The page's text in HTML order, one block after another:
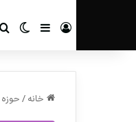
ورود سایدبار
خانه /